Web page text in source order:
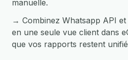
manuelle.
→ Combinez Whatsapp API
en une seule vue client dans
que vos rapports restent